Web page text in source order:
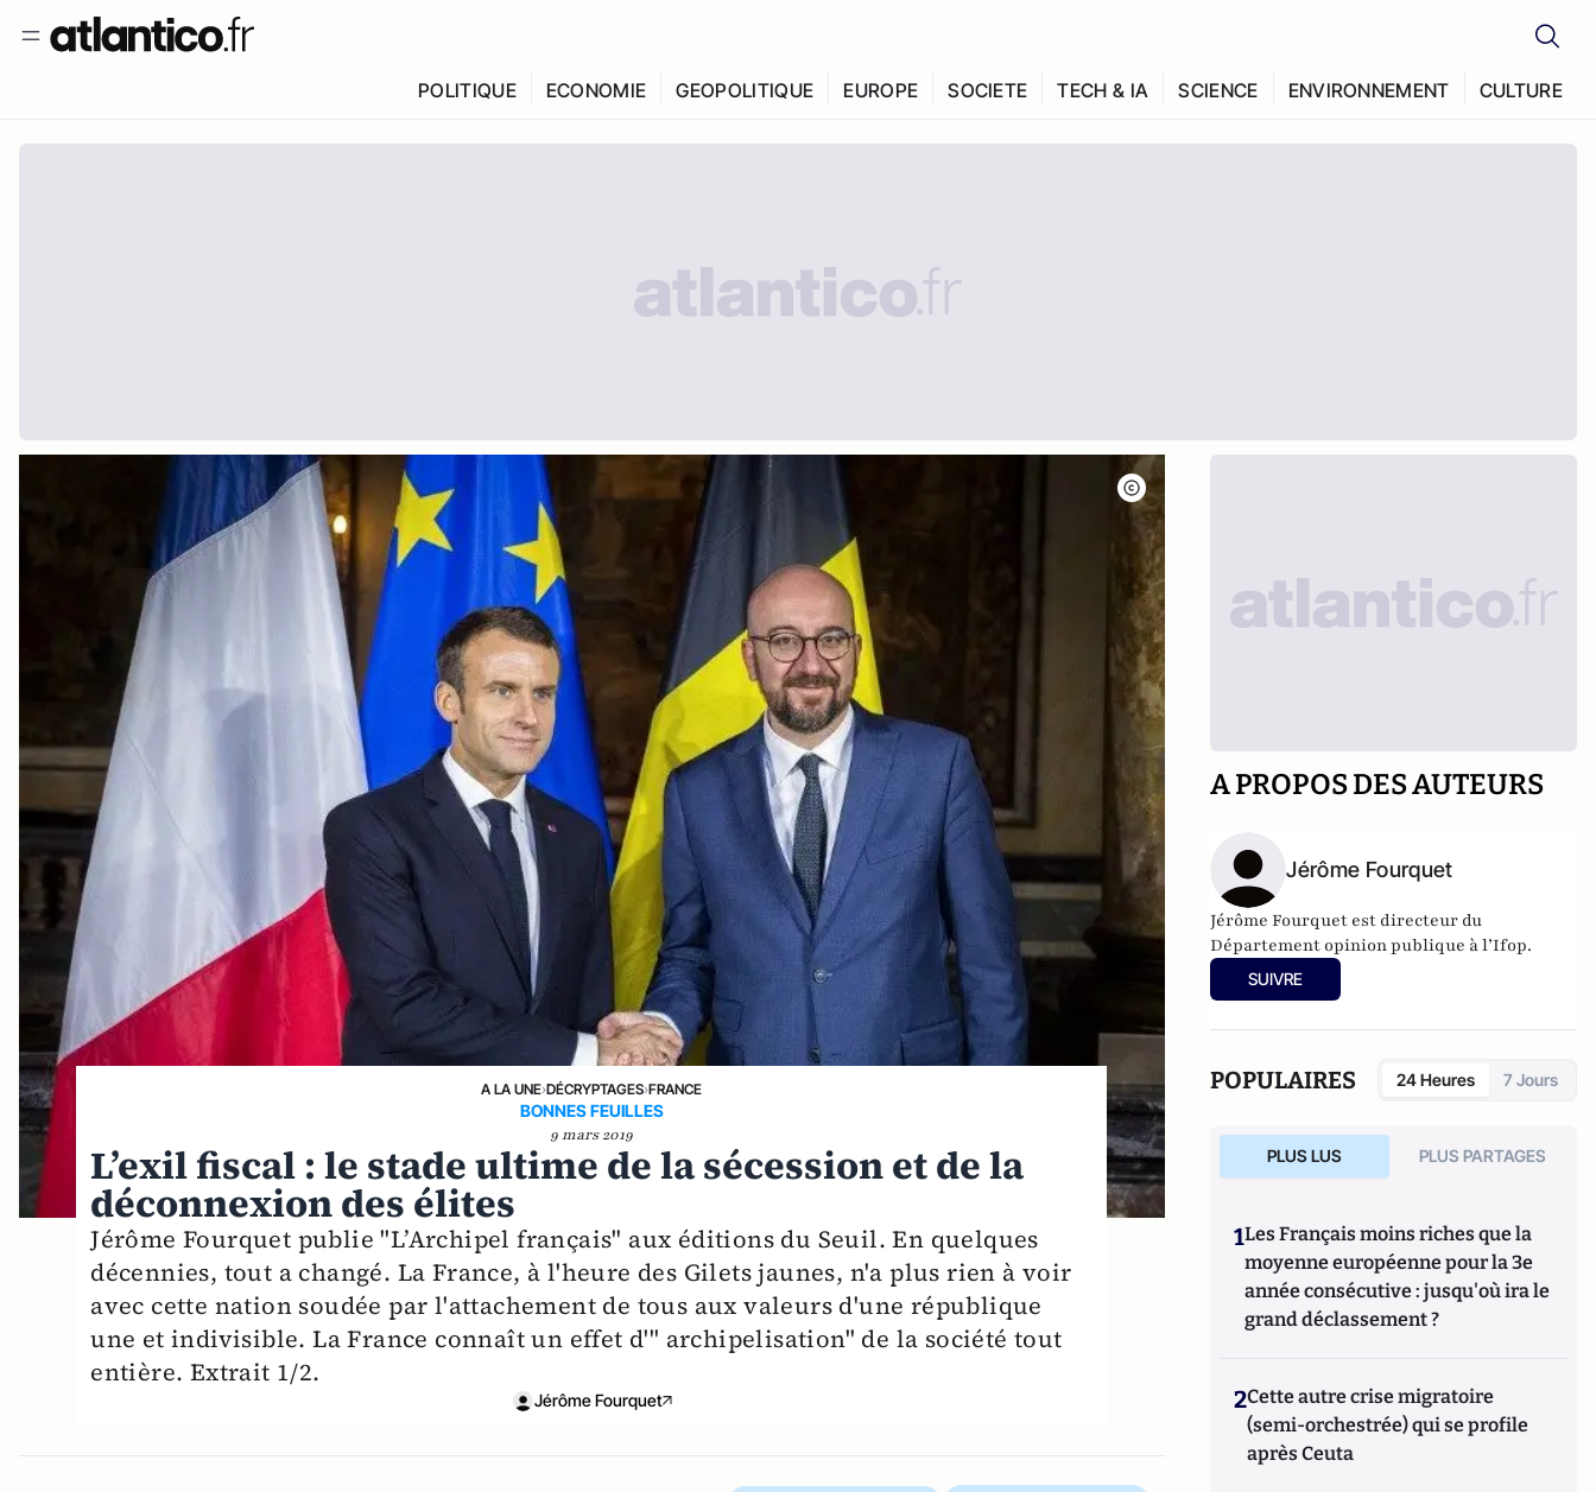
POLITIQUE ECONOMIE GEOPOLITIQUE EUROPE SOCIETE TECH & IA SCIENCE ENVIRONNEMENT CULTURE
A LA UNE›DÉCRYPTAGES›FRANCE
BONNES FEUILLES
9 mars 2019
L’exil fiscal : le stade ultime de la sécession et de la
déconnexion des élites
Jérôme Fourquet publie "L’Archipel français" aux éditions du Seuil. En quelques
décennies, tout a changé. La France, à l'heure des Gilets jaunes, n'a plus rien à voir
avec cette nation soudée par l'attachement de tous aux valeurs d'une république
une et indivisible. La France connaît un effet d'" archipelisation" de la société tout
entière. Extrait 1/2.
Jérôme Fourquet
A PROPOS DES AUTEURS
Jérôme Fourquet
Jérôme Fourquet est directeur du
Département opinion publique à l’Ifop.
SUIVRE
POPULAIRES 24 Heures 7 Jours
PLUS LUS PLUS PARTAGES
1Les Français moins riches que la
moyenne européenne pour la 3e
année consécutive : jusqu'où ira le
grand déclassement ?
2Cette autre crise migratoire
(semi-orchestrée) qui se profile
après Ceuta